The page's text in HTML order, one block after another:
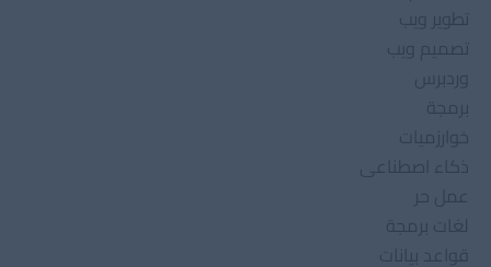
تطوير ويب
تصميم ويب
وردبرس
برمجة
خوارزميات
ذكاء اصطناعى
عمل حر
لغات برمجة
قواعد بيانات